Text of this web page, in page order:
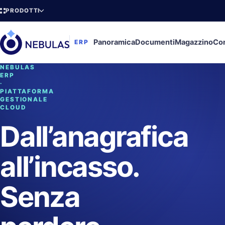
PRODOTTI
ERP PanoramicaDocumentiMagazzino
NEBULAS
ERP
·
PIATTAFORMA
GESTIONALE
CLOUD
Dall’anagrafica
all’incasso.
Senza